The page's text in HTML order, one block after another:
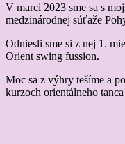
V marci 2023 sme sa s
medzinárodnej súťaže
Odniesli sme si z nej 1.
Orient swing fussion.
Moc sa z výhry tešíme a
kurzoch orientálneho